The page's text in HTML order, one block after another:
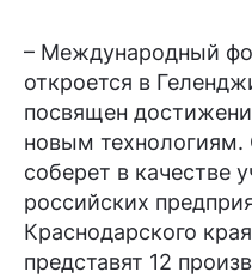
– Международный
откроется в
посвящен
новым
соберет в качестве
российских
Краснодарского
представят 12